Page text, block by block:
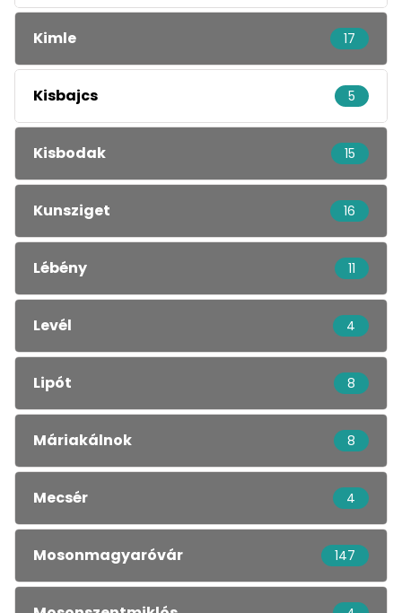
Kimle 17
Kisbajcs 5
Kisbodak 15
Kunsziget 16
Lébény 11
Levél 4
Lipót 8
Máriakálnok 8
Mecsér 4
Mosonmagyaróvár 147